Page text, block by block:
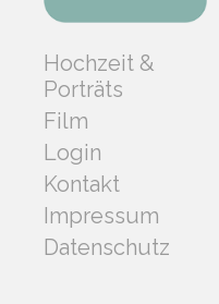
Hochzeit &
Porträts
Film
Login
Kontakt
Impressum
Datenschutz